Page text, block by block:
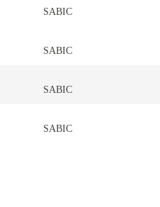
SABIC
SABIC
SABIC
SABIC